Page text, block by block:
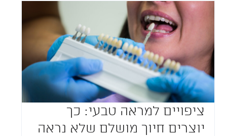
ציפויים למראה טבעי: כך
יוצרים חיוך מושלם שלא נראה